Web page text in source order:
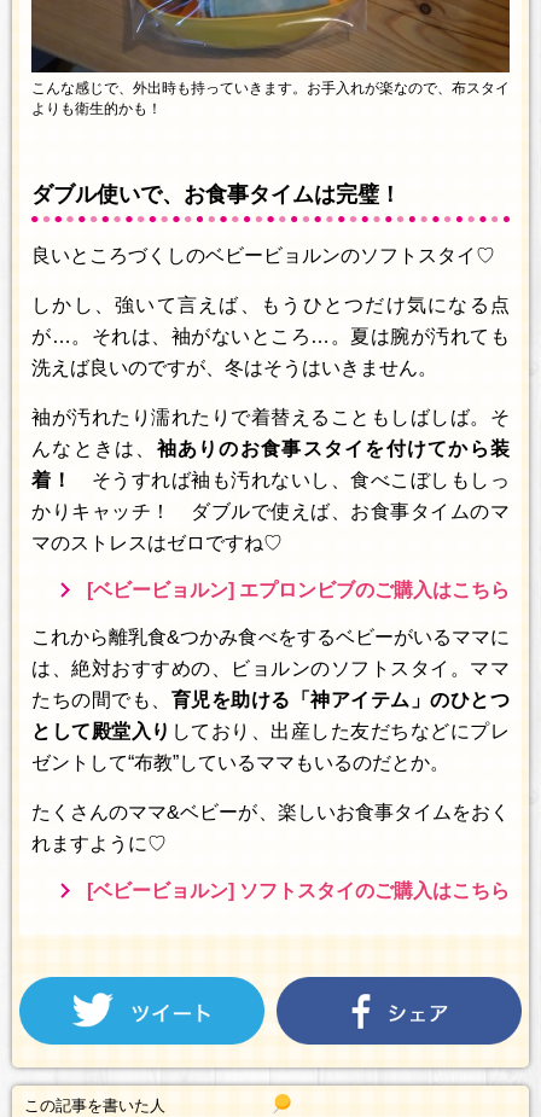
こんな感じで、外出時も持っていきます。お手入れが楽なので、布スタイ
よりも衛生的かも！
ダブル使いで、お食事タイムは完璧！
良いところづくしのベビービョルンのソフトスタイ♡
しかし、強いて言えば、もうひとつだけ気になる点
が…。それは、袖がないところ…。夏は腕が汚れても
洗えば良いのですが、冬はそうはいきません。
袖が汚れたり濡れたりで着替えることもしばしば。そ
んなときは、 袖ありのお食事スタイを付けてから装
着！
そうすれば袖も汚れないし、食べこぼしもしっ
かりキャッチ！ ダブルで使えば、お食事タイムのマ
マのストレスはゼロですね♡
[ベビービョルン] エプロンビブのご購入はこちら
これから離乳食&つかみ食べをするベビーがいるママに
は、絶対おすすめの、ビョルンのソフトスタイ。ママ
たちの間でも、 育児を助ける「神アイテム」のひとつ
として殿堂入り しており、出産した友だちなどにプレ
ゼントして“布教”しているママもいるのだとか。
たくさんのママ&ベビーが、楽しいお食事タイムをおく
れますように♡
[ベビービョルン] ソフトスタイのご購入はこちら
この記事を書いた人